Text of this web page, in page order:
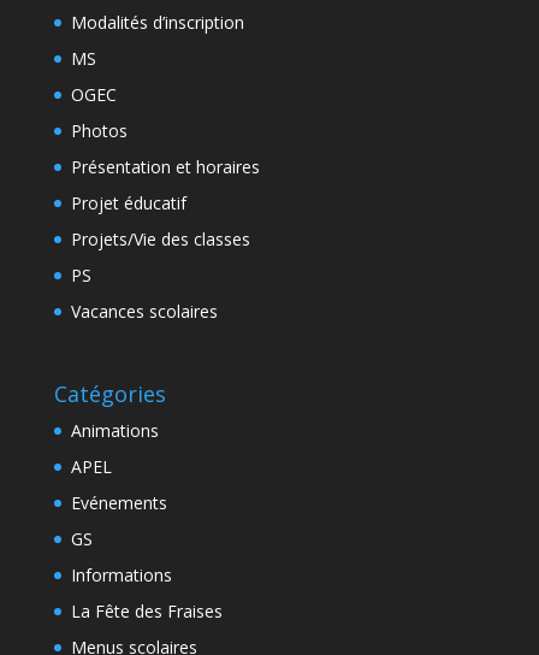
Modalités d’inscription
MS
OGEC
Photos
Présentation et horaires
Projet éducatif
Projets/Vie des classes
PS
Vacances scolaires
Catégories
Animations
APEL
Evénements
GS
Informations
La Fête des Fraises
Menus scolaires